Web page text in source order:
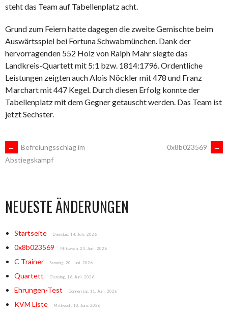
steht das Team auf Tabellenplatz acht.
Grund zum Feiern hatte dagegen die zweite Gemischte beim
Auswärtsspiel bei Fortuna Schwabmünchen. Dank der
hervorragenden 552 Holz von Ralph Mahr siegte das
Landkreis-Quartett mit 5:1 bzw. 1814:1796. Ordentliche
Leistungen zeigten auch Alois Nöckler mit 478 und Franz
Marchart mit 447 Kegel. Durch diesen Erfolg konnte der
Tabellenplatz mit dem Gegner getauscht werden. Das Team ist
jetzt Sechster.
ARTIKEL-
←
Befreiungsschlag im
Abstiegskampf
0x8b023569 →
NEUESTE ÄNDERUNGEN
Startseite Dienstag, 14. Juli. 2026
0x8b023569 Mittwoch, 24. Juni. 2026
C Trainer Samstag, 20. Juni. 2026
Quartett Dienstag, 16. Juni. 2026
Ehrungen-Test Donnerstag, 11. Juni. 2026
KVM Liste Mittwoch, 10. Juni. 2026